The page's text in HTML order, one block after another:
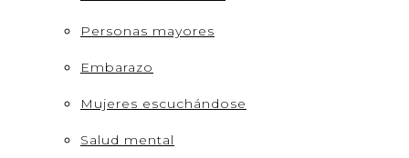
Personas mayores
Embarazo
Mujeres escuchándose
Salud mental